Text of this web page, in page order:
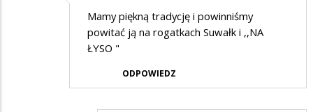
Mamy piękną tradycję i powinniśmy
powitać ją na rogatkach Suwałk i ,,NA
ŁYSO "
ODPOWIEDZ